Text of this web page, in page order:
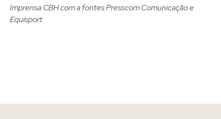
Imprensa CBH com a fontes Presscom Comunicação e
Equisport